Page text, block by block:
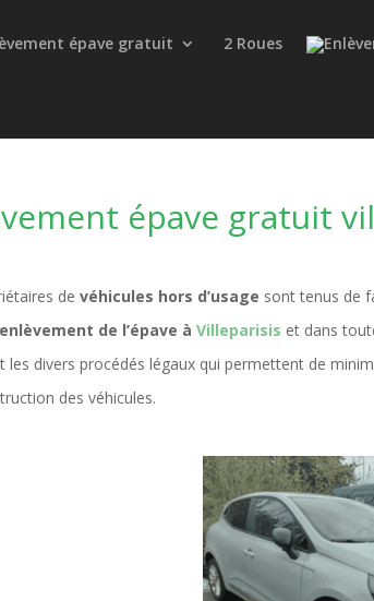
épave gratuit 2 Roues
épave gratuit
devéhicules hors d’usage sont tenus de
enlèvement de l’épave àVilleparisis et dans
les divers procédés légaux qui permettent de
des véhicules.